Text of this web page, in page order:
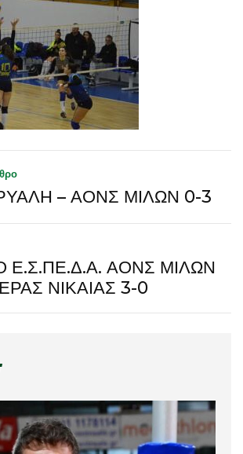
– ΑΟΝΣ ΜΙΛΩΝ 0-3
Ε.Σ.ΠΕ.Δ.Α. ΑΟΝΣ ΜΙΛΩΝ
ΝΙΚΑΙΑΣ 3-0